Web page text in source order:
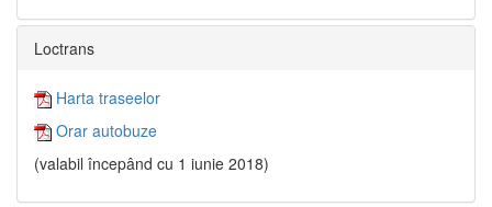
Loctrans
Harta traseelor
Orar autobuze
(valabil începând cu 1 iunie 2018)